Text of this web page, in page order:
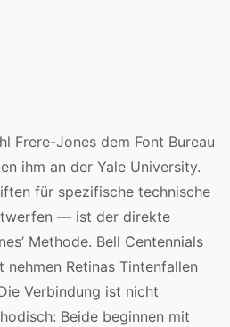
Frere-Jones dem Font Bureau
ihm an der Yale University.
für spezifische technische
— ist der direkte
Methode. Bell Centennials
Retinas Tintenfallen
Verbindung ist nicht
Beide beginnen mit